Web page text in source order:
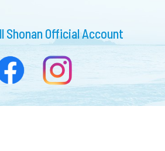
Shonan Official Account